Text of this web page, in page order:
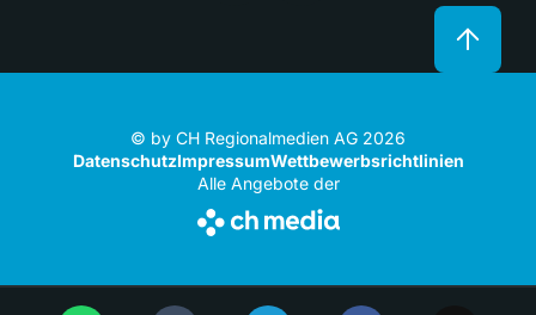
© by CH Regionalmedien AG 2026
DatenschutzImpressumWettbewerbsrichtlinien
Alle Angebote der